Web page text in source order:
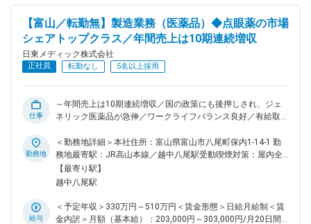
成： 現在12名が在籍しています。30～40代が中心の組織で
す。 入社後は先輩社員によるOJTを通じて、医薬品業界なら
ではの設備管理手法や品質基準について学んでいただきます。
製造オペレーターや設備保全経験を活かしながら、生産技術と
してより上流の設備導入や改善業務にチャレンジできる環境で
す。 ■働く環境・魅力 ◎国内トップクラスの点眼薬メーカー／
勤なしで地域に根差したキャリア形成が可能 ■当社の特徴： ◇
当社は、眼科用の医薬品に特化し、点眼薬の市場シェアは、国
全面解禁と、医療費抑制のためのジェネリック医薬品の普及が
後押しとなっており、年間売上は10期連続増収です。 ◇今後
は、海外事業に力を入れていく動きを取っております。今まで
国内事業を着実に伸ばしてきましたが、アジア地域に広げてい
定める業務
【富山／転勤無】製造業務（医薬品）◆点眼薬の市場
シェアトップクラス／年間売上は10期連続増収
日東メディック株式会社
正社員 転勤なし 5名以上採用
仕事
～年間売上は10期連続増収／国の政策にも後押しされ、ジェ
ネリック医薬品が急伸／ワークライフバランス良好／有給取得
眼剤を中心とした医薬品の製造業務をお任せします。 ■業務詳
細： ・点眼剤や眼軟膏など目にかかわる医薬品の製剤・包装
工程 （原料の秤量／薬液の調製／容器への充填／製品の包装
作業など） ■就業形態について： 配属ラインによって（1）・
（1）・（5）もしくは（1）・（6）の交代勤務あり （1）
08：30～17：25 （2）16：00～00：55 （3）19：00～03：
勤務地
＜勤務地詳細＞本社住所：富山県富山市八尾町保内1-14-1 勤
務地最寄駅：JR高山本線／越中八尾駅受動喫煙対策：屋内全
面禁煙変更の範囲：会社の定める事業所（リモートワーク含
む）
【最寄り駅】
越中八尾駅
給与
＜予定年収＞330万円～510万円＜賃金形態＞日給月給制＜賃
金内訳＞月額（基本給）：203,000円～303,000円/月20日間